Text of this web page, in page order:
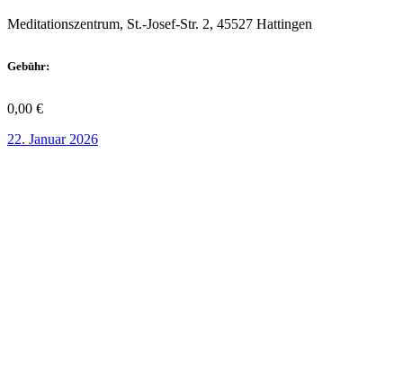
Meditationszentrum, St.-Josef-Str. 2, 45527 Hattingen
Gebühr:
0,00 €
22. Januar 2026